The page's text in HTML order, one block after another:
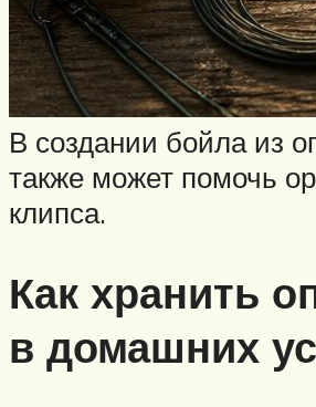
В создании бойла из
также может помочь
клипса.
Как хранить
в домашних